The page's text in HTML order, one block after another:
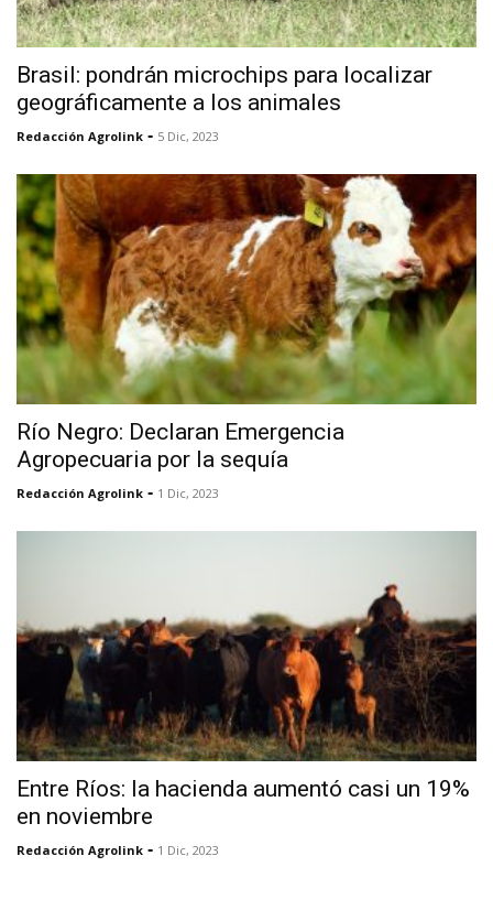
Brasil: pondrán microchips para localizar
geográficamente a los animales
Redacción Agrolink - 5 Dic, 2023
Río Negro: Declaran Emergencia
Agropecuaria por la sequía
Redacción Agrolink - 1 Dic, 2023
Entre Ríos: la hacienda aumentó casi un 19%
en noviembre
Redacción Agrolink - 1 Dic, 2023